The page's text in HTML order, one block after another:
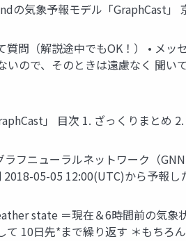
の気象予報モデル「GraphCast」
問（解説途中でもOK！） • メ
ので、そのときは遠慮なく 聞
」 目次 1. ざっくりまとめ
フニューラルネットワーク（
05-05 12:00(UTC)から予報し
state ＝現在＆6時間前の気
10日先*まで繰り返す ＊もちろ